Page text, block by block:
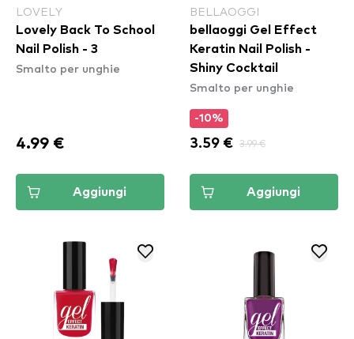
LOVELY
Lovely Back To School
Nail Polish - 3
Smalto per unghie
4.99 €
Aggiungi
BELLAOGGI
bellaoggi Gel Effect
Keratin Nail Polish -
Shiny Cocktail
Smalto per unghie
-10%
3.59 € 3.99 €
Aggiungi